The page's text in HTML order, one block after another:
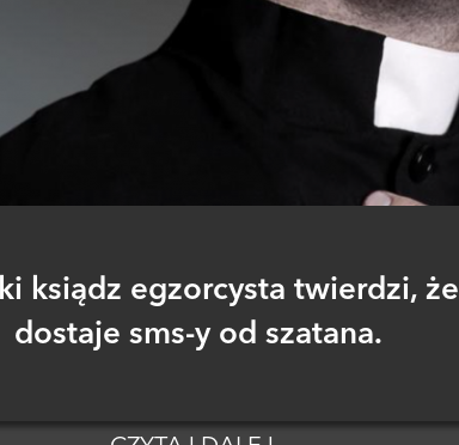
ksiądz egzorcysta twierdzi, że
dostaje sms-y od szatana.